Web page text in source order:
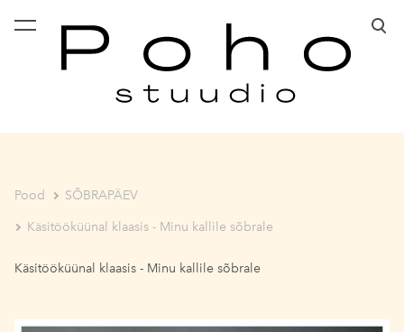
lisati ostukorvi.
Pood SÕBRAPÄEV
Käsitööküünal klaasis - Minu kallile sõbrale
Käsitööküünal klaasis - Minu kallile sõbrale